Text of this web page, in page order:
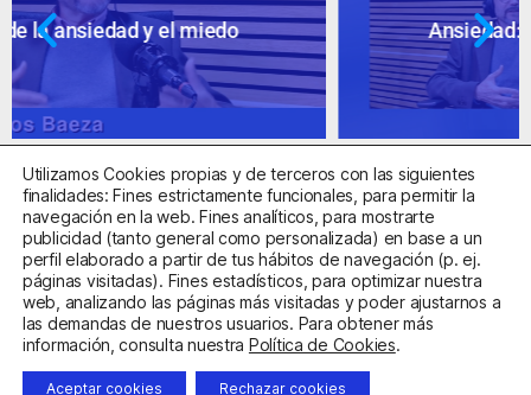
Ansiedad: supuestos cuestionables
Centro Sanitario Autorizado con el código E08737002
Aviso LegalPolítica de PrivacidadPolítica de Cookies
Utilizamos Cookies propias y de terceros con las siguientes
finalidades: Fines estrictamente funcionales, para permitir la
navegación en la web. Fines analíticos, para mostrarte
publicidad (tanto general como personalizada) en base a un
perfil elaborado a partir de tus hábitos de navegación (p. ej.
páginas visitadas). Fines estadísticos, para optimizar nuestra
web, analizando las páginas más visitadas y poder ajustarnos a
las demandas de nuestros usuarios. Para obtener más
información, consulta nuestra Política de Cookies.
Aceptar cookies Rechazar cookies